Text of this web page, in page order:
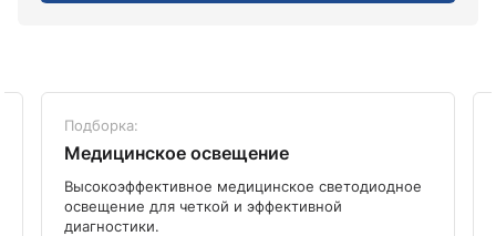
Подборка:
Медицинское освещение
Высокоэффективное медицинское светодиодное
освещение для четкой и эффективной
диагностики.